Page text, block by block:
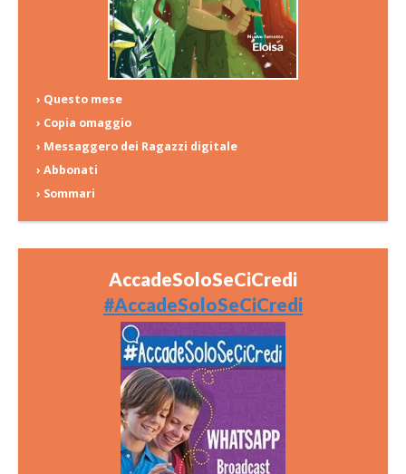
› Questo mese
› Copia omaggio
› Messaggero dei Ragazzi digitale
› Abbonati
› Sommari
AccadeSoloSeCiCredi
#AccadeSoloSeCiCredi